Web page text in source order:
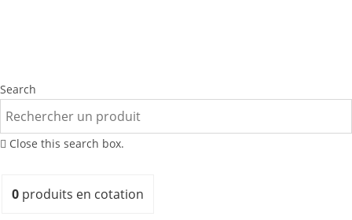
Search
Close this search box.
0 produits en cotation